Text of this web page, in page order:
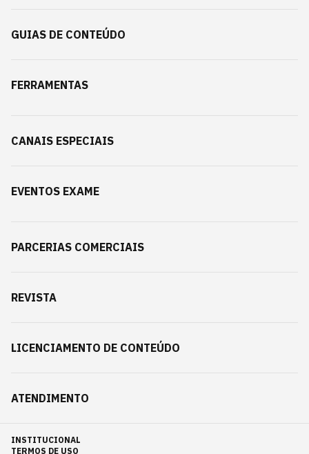
GUIAS DE CONTEÚDO
FERRAMENTAS
CANAIS ESPECIAIS
EVENTOS EXAME
PARCERIAS COMERCIAIS
REVISTA
LICENCIAMENTO DE CONTEÚDO
ATENDIMENTO
INSTITUCIONAL
TERMOS DE USO